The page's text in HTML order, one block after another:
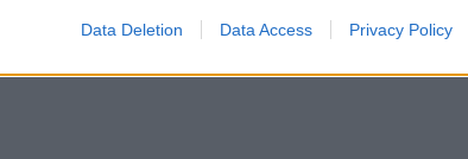
Data Deletion Data Access Privacy Policy